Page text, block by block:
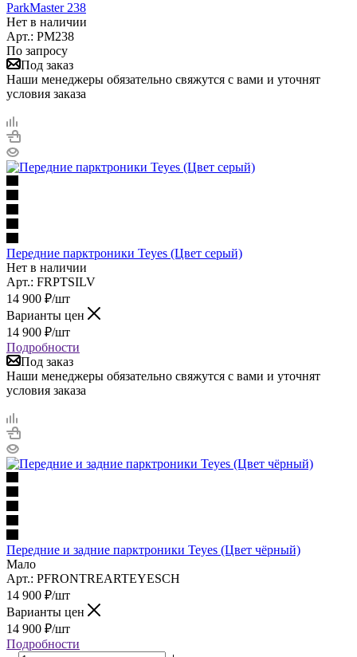
ParkMaster 238
Нет в наличии
Арт.: PM238
По запросу
Под заказ
Наши менеджеры обязательно свяжутся с вами и уточнят
условия заказа
Передние парктроники Teyes (Цвет серый)
Нет в наличии
Арт.: FRPTSILV
14 900 ₽/шт
Варианты цен
14 900 ₽/шт
Подробности
Под заказ
Наши менеджеры обязательно свяжутся с вами и уточнят
условия заказа
Передние и задние парктроники Teyes (Цвет чёрный)
Мало
Арт.: PFRONTREARTEYESCH
14 900 ₽/шт
Варианты цен
14 900 ₽/шт
Подробности